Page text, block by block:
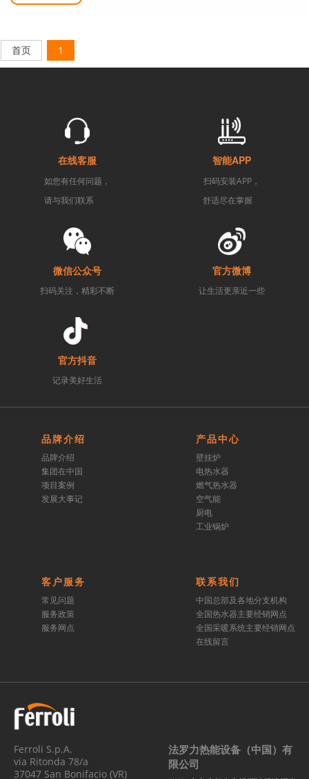
首页 1
在线客服
如您有任何问题，
请与我们联系
智能APP
扫码安装APP，
舒适尽在掌握
微信公众号
扫码关注，精彩不断
官方微博
让生活更亲近一些
官方抖音
记录美好生活
品牌介绍
品牌介绍
集团在中国
项目案例
发展大事记
产品中心
壁挂炉
电热水器
燃气热水器
空气能
厨电
工业锅炉
客户服务
常见问题
服务政策
服务网点
联系我们
中国总部及各地分支机构
全国热水器主要经销网点
全国采暖系统主要经销网点
在线留言
Ferroli S.p.A.
via Ritonda 78/a
37047 San Bonifacio (VR)
法罗力热能设备（中国）有
限公司